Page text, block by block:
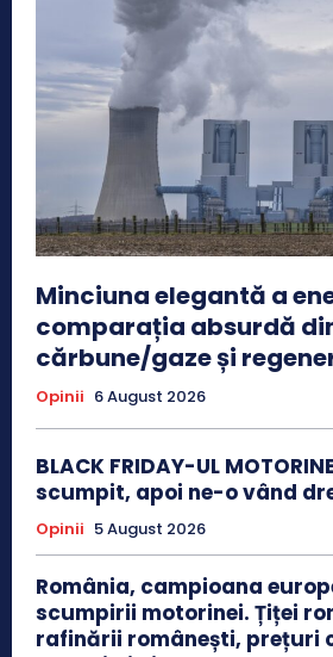
Minciuna elegantă a
comparația absurdă
cărbune/gaze și
Opinii 6 August 2026
BLACK FRIDAY-UL
scumpit, apoi ne-o vând
Opinii 5 August 2026
România, campioana
scumpirii motorinei. Țiței
rafinării românești, prețuri